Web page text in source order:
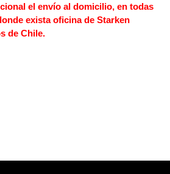
el envío al domicilio, en todas
exista oficina de Starken
de Chile.